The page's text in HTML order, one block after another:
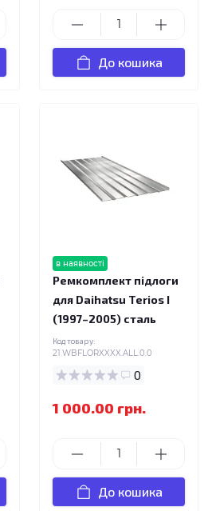
До кошика
в наявності
Ремкомплект підлоги
для Daihatsu Terios I
(1997–2005) сталь
Код товару:
21.WBFLORXXXX.ALL.0.0
0
1 000.00 грн.
До кошика